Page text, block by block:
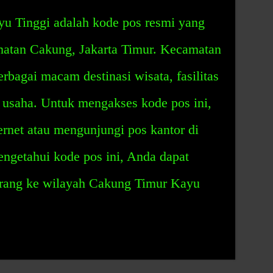
Tinggi adalah kode pos resmi yang
Cakung, Jakarta Timur. Kecamatan
macam destinasi wisata, fasilitas
Untuk mengakses kode pos ini,
atau mengunjungi pos kantor di
kode pos ini, Anda dapat
ke wilayah Cakung Timur Kayu